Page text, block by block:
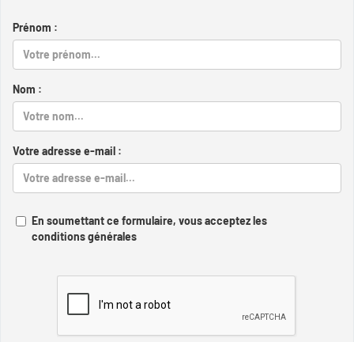
Prénom :
Nom :
Votre adresse e-mail :
En soumettant ce formulaire, vous acceptez les
conditions générales